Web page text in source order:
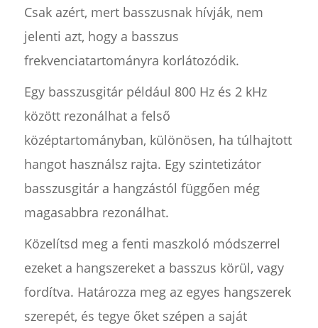
Csak azért, mert basszusnak hívják, nem
jelenti azt, hogy a basszus
frekvenciatartományra korlátozódik.
Egy basszusgitár például 800 Hz és 2 kHz
között rezonálhat a felső
középtartományban, különösen, ha túlhajtott
hangot használsz rajta. Egy szintetizátor
basszusgitár a hangzástól függően még
magasabbra rezonálhat.
Közelítsd meg a fenti maszkoló módszerrel
ezeket a hangszereket a basszus körül, vagy
fordítva. Határozza meg az egyes hangszerek
szerepét, és tegye őket szépen a saját